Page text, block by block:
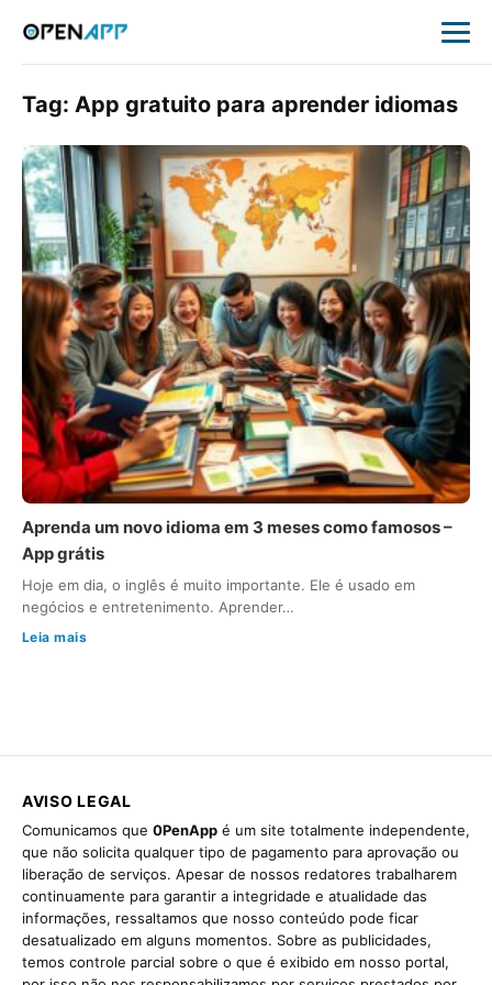
Tag: App gratuito para aprender idiomas
Aprenda um novo idioma em 3 meses como famosos –
App grátis
Hoje em dia, o inglês é muito importante. Ele é usado em
negócios e entretenimento. Aprender…
Leia mais
AVISO LEGAL
Comunicamos que 0PenApp é um site totalmente independente,
que não solicita qualquer tipo de pagamento para aprovação ou
liberação de serviços. Apesar de nossos redatores trabalharem
continuamente para garantir a integridade e atualidade das
informações, ressaltamos que nosso conteúdo pode ficar
desatualizado em alguns momentos. Sobre as publicidades,
temos controle parcial sobre o que é exibido em nosso portal,